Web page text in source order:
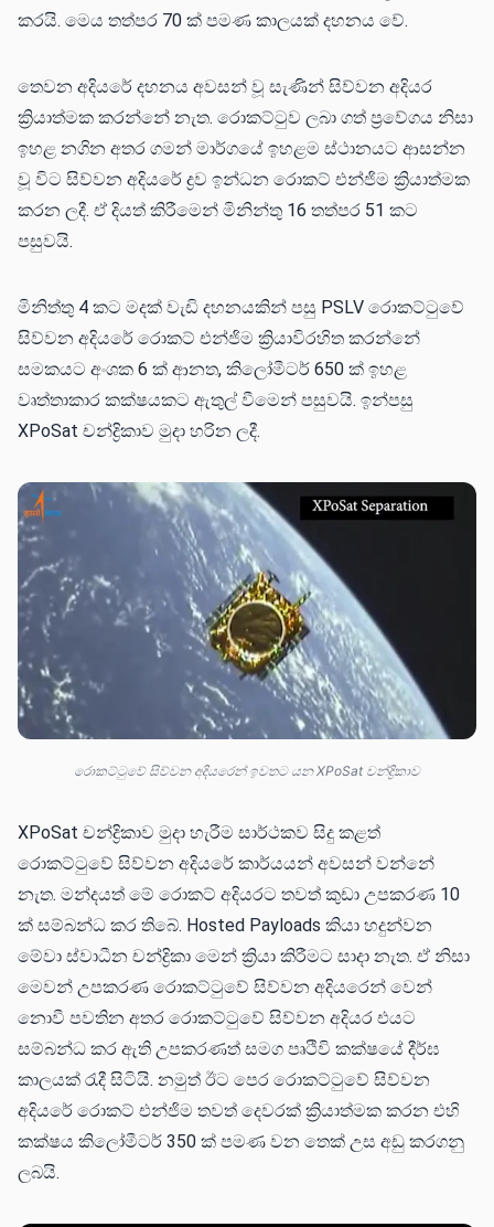
කරයි. මෙය තත්පර 70 ක් පමණ කාලයක් දහනය වේ.
තෙවන අදියරේ දහනය අවසන් වූ සැණින් සිව්වන අදියර
ක්‍රියාත්මක කරන්නේ නැත. රොකට්ටුව ලබා ගත් ප්‍රවේගය නිසා
ඉහළ නගින අතර ගමන් මාර්ගයේ ඉහළම ස්ථානයට ආසන්න
වූ විට සිව්වන අදියරේ ද්‍රව ඉන්ධන රොකට් එන්ජිම ක්‍රියාත්මක
කරන ලදී. ඒ දියත් කිරීමෙන් මිනින්තු 16 තත්පර 51 කට
පසුවයි.
මිනිත්තු 4 කට මදක් වැඩි දහනයකින් පසු PSLV රොකට්ටුවේ
සිව්වන අදියරේ රොකට් එන්ජිම ක්‍රියාවිරහිත කරන්නේ
සමකයට අංශක 6 ක් ආනත, කිලෝමීටර් 650 ක් ඉහළ
වෘත්තාකාර කක්ෂයකට ඇතුල් වීමෙන් පසුවයි. ඉන්පසු
XPoSat චන්ද්‍රිකාව මුදා හරින ලදී.
රොකට්ටුවේ සිව්වන අදියරෙන් ඉවතට යන XPoSat චන්ද්‍රිකාව
XPoSat චන්ද්‍රිකාව මුදා හැරීම සාර්ථකව සිදු කළත්
රොකට්ටුවේ සිව්වන අදියරේ කාර්යයන් අවසන් වන්නේ
නැත. මන්දයත් මේ රොකට් අදියරට තවත් කුඩා උපකරණ 10
ක් සම්බන්ධ කර තිබේ. Hosted Payloads කියා හදුන්වන
මේවා ස්වාධීන චන්ද්‍රිකා මෙන් ක්‍රියා කිරීමට සාදා නැත. ඒ නිසා
මෙවන් උපකරණ රොකට්ටුවේ සිව්වන අදියරෙන් වෙන්‌
නොවී පවතින අතර රොකට්ටුවේ සිව්වන අදියර එයට
සම්බන්ධ කර ඇති උපකරණත් සමග පෘථිවි කක්ෂයේ දීර්ඝ
කාලයක් රැදී සිටියි. නමුත් ඊට පෙර රොකට්ටුවේ සිව්වන
අදියරේ රොකට් එන්ජිම තවත් දෙවරක් ක්‍රියාත්මක කරන එහි
කක්ෂය කිලෝමීටර් 350 ක් පමණ වන තෙක් උස අඩු කරගනු
ලබයි.